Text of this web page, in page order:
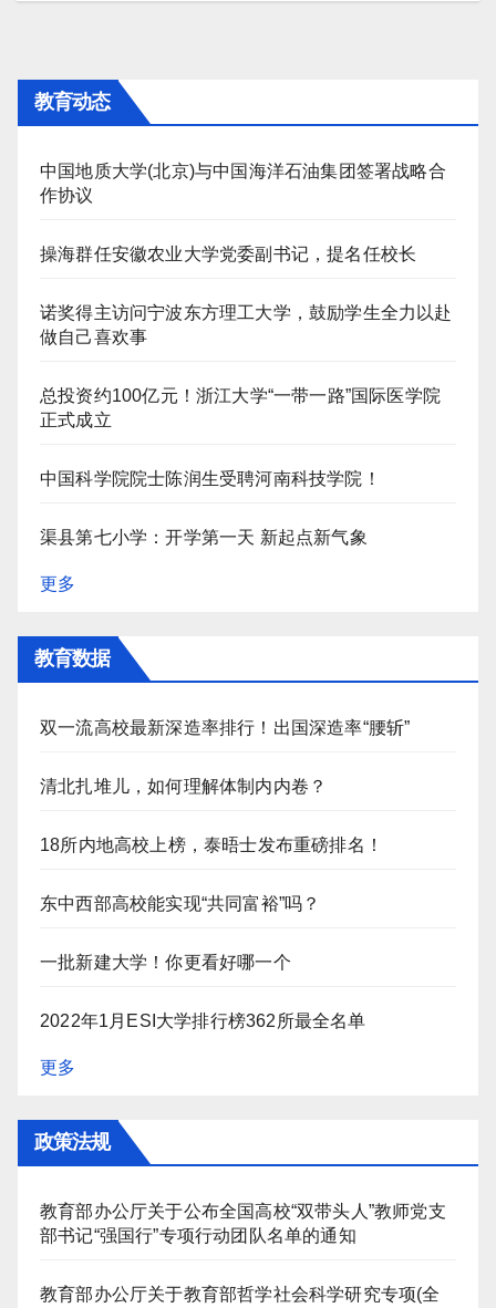
教育动态
中国地质大学(北京)与中国海洋石油集团签署战略合
作协议
操海群任安徽农业大学党委副书记，提名任校长
诺奖得主访问宁波东方理工大学，鼓励学生全力以赴
做自己喜欢事
总投资约100亿元！浙江大学“一带一路”国际医学院
正式成立
中国科学院院士陈润生受聘河南科技学院！
渠县第七小学：开学第一天 新起点新气象
更多
教育数据
双一流高校最新深造率排行！出国深造率“腰斩”
清北扎堆儿，如何理解体制内内卷？
18所内地高校上榜，泰晤士发布重磅排名！
东中西部高校能实现“共同富裕”吗？
一批新建大学！你更看好哪一个
2022年1月ESI大学排行榜362所最全名单
更多
政策法规
教育部办公厅关于公布全国高校“双带头人”教师党支
部书记“强国行”专项行动团队名单的通知
教育部办公厅关于教育部哲学社会科学研究专项(全